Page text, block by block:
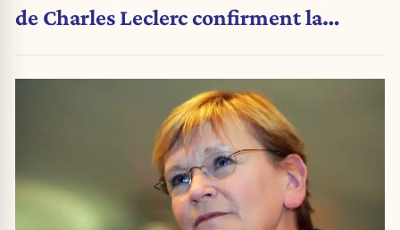
de Charles Leclerc confirment la